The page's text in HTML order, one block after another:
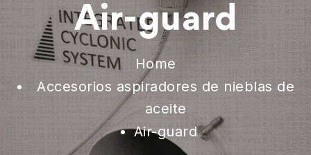
Air-guard
Home
Accesorios aspiradores de nieblas de
aceite
Air-guard